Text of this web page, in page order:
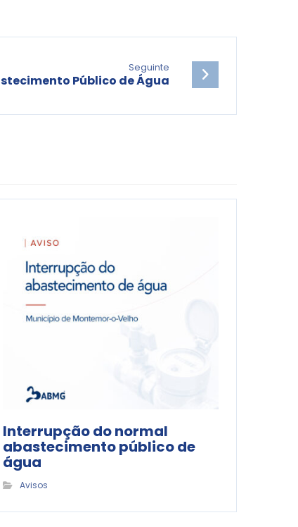
Seguinte
Público de Água
Interrupção do normal
abastecimento público de
água
Avisos